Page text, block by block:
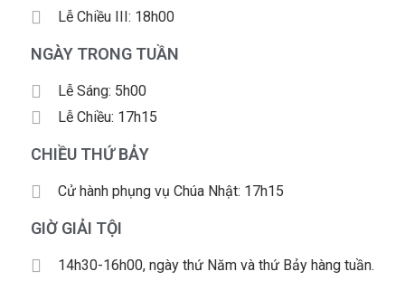
Lễ Chiều III: 18h00
NGÀY TRONG TUẦN
Lễ Sáng: 5h00
Lễ Chiều: 17h15
CHIỀU THỨ BẢY
Cử hành phụng vụ Chúa Nhật: 17h15
GIỜ GIẢI TỘI
14h30-16h00, ngày thứ Năm và thứ Bảy hàng tuần.